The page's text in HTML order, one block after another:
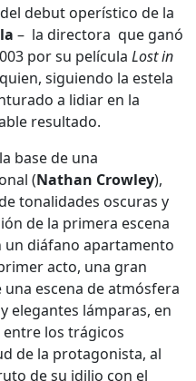
debut operístico de la
– la directora que ganó
por su película Lost in
siguiendo la estela
a lidiar en la
resultado.
base de una
(Nathan Crowley),
tonalidades oscuras y
de la primera escena
un diáfano apartamento
acto, una gran
escena de atmósfera
elegantes lámparas, en
los trágicos
de la protagonista, al
de su idilio con el